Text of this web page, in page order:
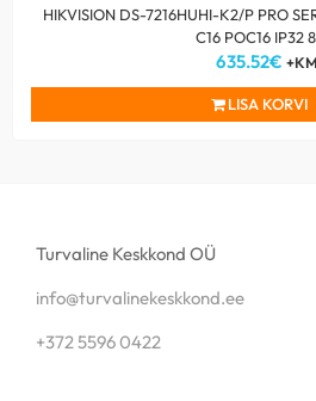
HIKVISION DS-7216HUHI-K2/P PRO
C16 POC16 IP32
635.52€ +KM
LISA KORVI
Turvaline Keskkond OÜ
info@turvalinekeskkond.ee
+372 5596 0422